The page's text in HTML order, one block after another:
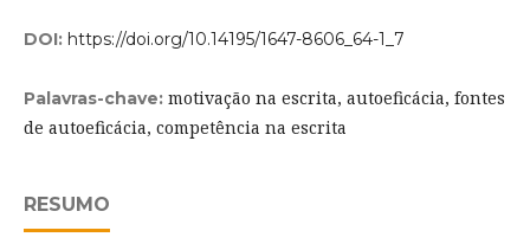
DOI: https://doi.org/10.14195/1647-8606_64-1_7
Palavras-chave: motivação na escrita, autoeficácia, fontes
de autoeficácia, competência na escrita
RESUMO